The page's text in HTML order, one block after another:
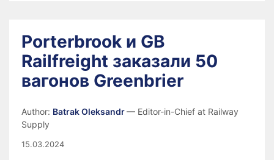
Porterbrook и GB
Railfreight заказали 50
вагонов Greenbrier
Author: Batrak Oleksandr— Editor-in-Chief at Railway
Supply
15.03.2024